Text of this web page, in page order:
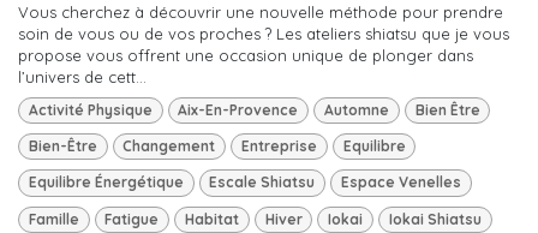
Vous cherchez à découvrir une nouvelle méthode pour prendre
soin de vous ou de vos proches ? Les ateliers shiatsu que je vous
propose vous offrent une occasion unique de plonger dans
l’univers de cett...
Activité Physique Aix-En-Provence Automne Bien Être
Bien-Être Changement Entreprise Equilibre
Equilibre Énergétique Escale Shiatsu Espace Venelles
Famille Fatigue Habitat Hiver Iokai Iokai Shiatsu